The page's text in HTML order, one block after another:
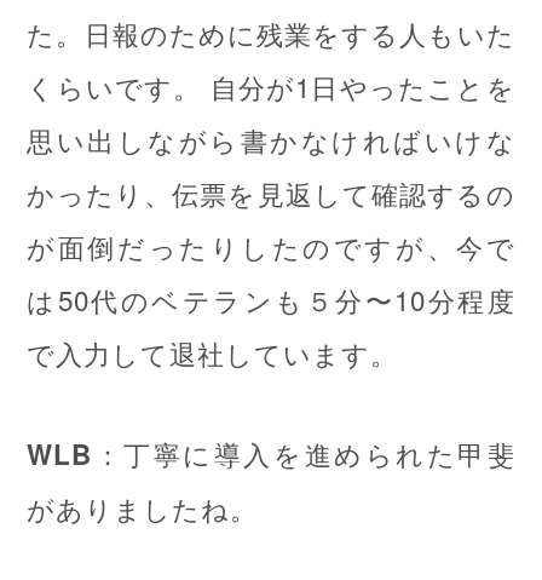
た。日報のために残業をする人もいた
くらいです。 自分が1日やったことを
思い出しながら書かなければいけな
かったり、伝票を見返して確認するの
が面倒だったりしたのですが、今で
は50代のベテランも５分〜10分程度
で入力して退社しています。
WLB ：丁寧に導入を進められた甲斐
がありましたね。